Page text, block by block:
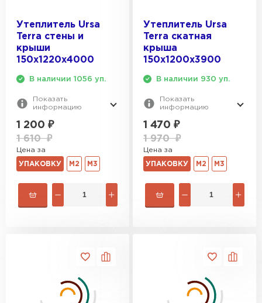
Утеплитель Ursa
Terra стены и
крыши
150х1220х4000
В наличии 1056 уп.
Показать
информацию
1 200 ₽
1 610₽
Цена за
УПАКОВКУ М2 М3
Утеплитель Ursa
Terra скатная
крыша
150х1200х3900
В наличии 930 уп.
Показать
информацию
1 470 ₽
1 970₽
Цена за
УПАКОВКУ М2 М3